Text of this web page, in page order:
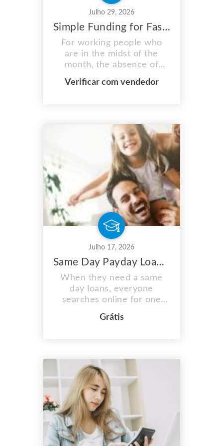
Julho 29, 2026
Simple Funding for Fast and Easy Short Term Loans
For working people who
are in the midst of the
month, the absence of
term loans might be
many people strive for it.
However, without prior
information from online
payday lenders,
unanticipated expenses can
ha...
Verificar com vendedor
Julho 17, 2026
Same Day Payday Loans: When Seeking Funds in Secure Environments
When they need a same
day loans, everyone
searches online for one
no need to search far and
there doesn't seem to be a
way to obtain one because
they are available online
24/7. Additionally, you can
a...
Grátis